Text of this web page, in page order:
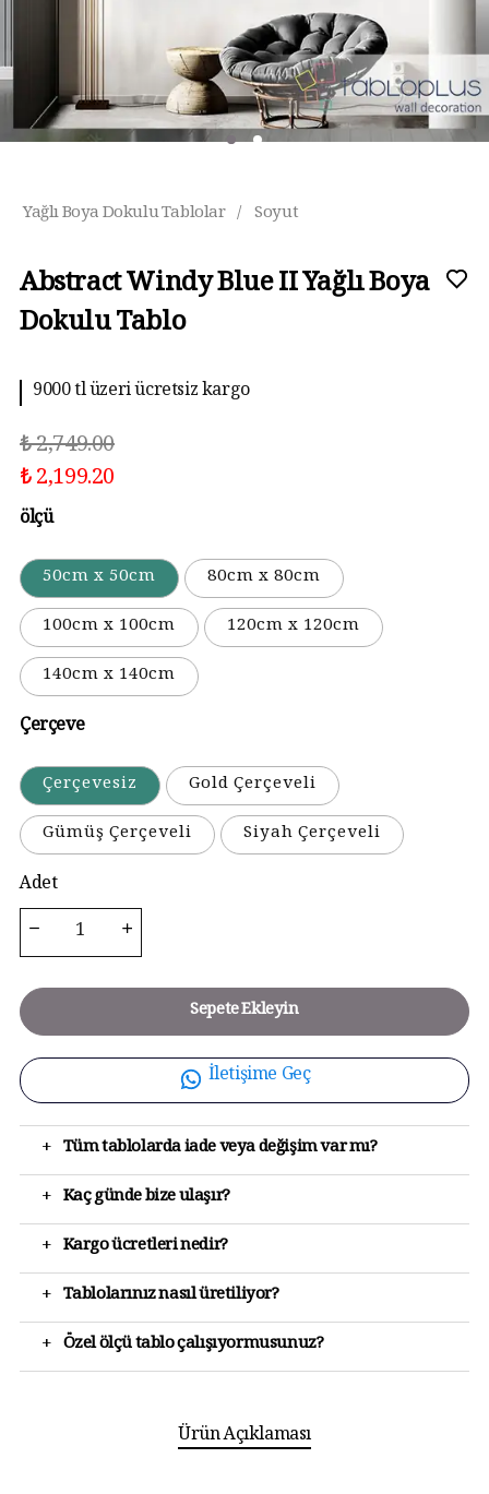
Yağlı Boya Dokulu Tablolar / Soyut
Abstract Windy Blue II Yağlı Boya
Dokulu Tablo
9000 tl üzeri ücretsiz kargo
₺ 2,749.00
₺ 2,199.20
ölçü
50cm x 50cm
80cm x 80cm
100cm x 100cm
120cm x 120cm
140cm x 140cm
Çerçeve
Çerçevesiz
Gold Çerçeveli
Gümüş Çerçeveli
Siyah Çerçeveli
Adet
Sepete Ekleyin
İletişime Geç
+ Tüm tablolarda iade veya değişim var mı?
+ Kaç günde bize ulaşır?
+ Kargo ücretleri nedir?
+ Tablolarınız nasıl üretiliyor?
+ Özel ölçü tablo çalışıyormusunuz?
Ürün Açıklaması